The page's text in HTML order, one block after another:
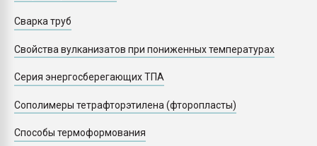
Сварка труб
Свойства вулканизатов при пониженных температурах
Серия энергосберегающих ТПА
Сополимеры тетрафторэтилена (фторопласты)
Способы термоформования